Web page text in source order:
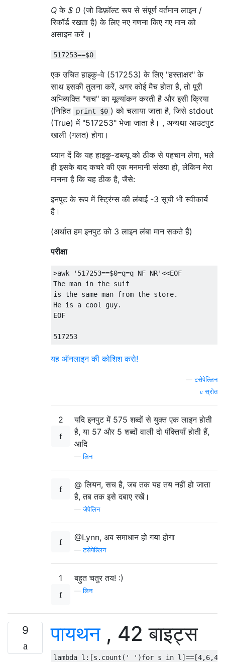
Q के $ 0 (जो डिफ़ॉल्ट रूप से संपूर्ण वर्तमान लाइन /
रिकॉर्ड रखता है) के लिए नए गणना किए गए मान को
असाइन करें ।
517253==$0
एक उचित हाइकु-वे (517253) के लिए "हस्ताक्षर" के
साथ इसकी तुलना करें, अगर कोई मैच होता है, तो पूरी
अभिव्यक्ति "सच" का मूल्यांकन करती है और इसी क्रिया
(निहित
print $0 ) को चलाया जाता है, जिसे stdout
(True) में "517253" भेजा जाता है। , अन्यथा आउटपुट
खाली (गलत) होगा।
ध्यान दें कि यह हाइकु-डब्ल्यू को ठीक से पहचान लेगा, भले
ही इसके बाद कचरे की एक मनमानी संख्या हो, लेकिन मेरा
मानना ​​है कि यह ठीक है, जैसे:
इनपुट के रूप में स्ट्रिंग्स की लंबाई -3 सूची भी स्वीकार्य
है।
(अर्थात हम इनपुट को 3 लाइन लंबा मान सकते हैं)
परीक्षा
>awk '517253==$0=q=q NF NR'<<
The man in the suit
is the same man from the store.
He is a cool guy.
EOF
517253
यह ऑनलाइन की कोशिश करो!
—टसेपेल्लिन
स्रोत
2
यदि इनपुट में 575 शब्दों से युक्त एक लाइन होती
है, या 57 और 5 शब्दों वाली दो पंक्तियाँ होती हैं,
आदि
—लिन
@ लियन, सच है, जब तक यह तय नहीं हो जाता
है, तब तक इसे दबाए रखें।
—जेपेलिन
@Lynn, अब समाधान हो गया होगा
—टसेपेल्लिन
1 बहुत चतुर तय! :)
—लिन
9 पायथन, 42 बाइट्स
lambda l :[s . count ( ' ' )for s in l ]==[4,6,4